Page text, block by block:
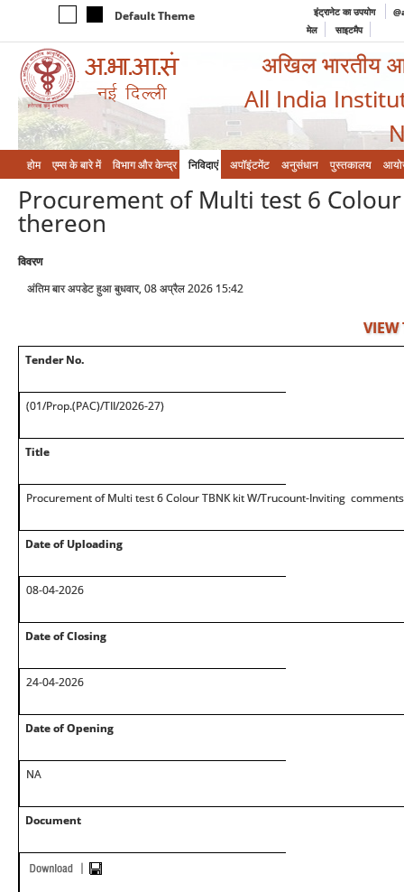
Default Theme इंट्रानेट का उपयोग
मेल
साइटमैप
अखिल भारतीय
All India
होम एम्‍स के बारे में विभाग और केन्‍द्र निविदाएं अपॉइंटमेंट अनुसंधान पुस्तकालय
Procurement of Multi test 6
thereon
विवरण
अंतिम बार अपडेट हुआ बुधवार, 08 अप्रैल 2026 15:42
VIEW
Tender No.
(01/Prop.(PAC)/TII/2026-27)
Title
Procurement of Multi test 6 Colour TBNK kit W/Trucount-Inviting
Date of Uploading
08-04-2026
Date of Closing
24-04-2026
Date of Opening
NA
Document